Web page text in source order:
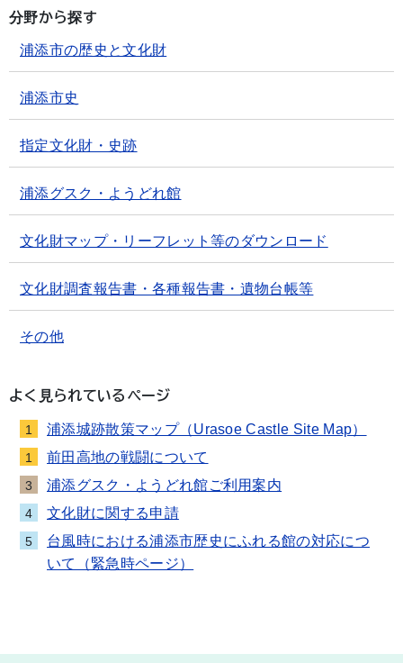
分野から探す
浦添市の歴史と文化財
浦添市史
指定文化財・史跡
浦添グスク・ようどれ館
文化財マップ・リーフレット等のダウンロード
文化財調査報告書・各種報告書・遺物台帳等
その他
よく見られているページ
1 浦添城跡散策マップ（Urasoe Castle Site Map）
1 前田高地の戦闘について
3 浦添グスク・ようどれ館ご利用案内
4 文化財に関する申請
5
台風時における浦添市歴史にふれる館の対応につ
いて（緊急時ページ）